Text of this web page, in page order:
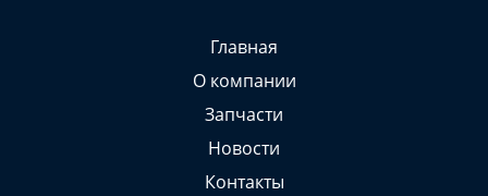
Главная
О компании
Запчасти
Новости
Контакты